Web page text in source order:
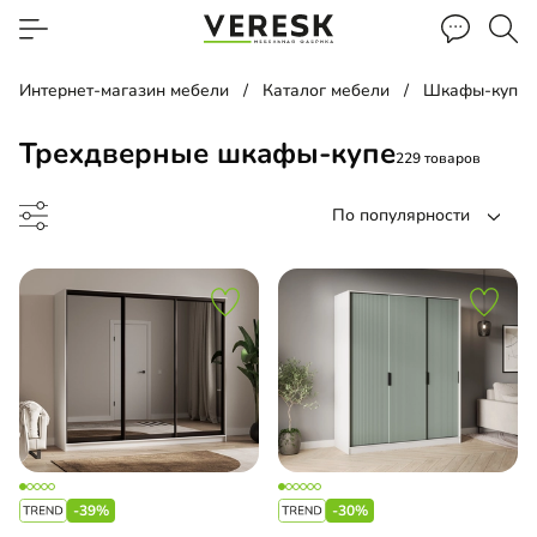
Интернет-магазин мебели Каталог мебели Шкафы-купе
Трехдверные шкафы-купе229 товаров
По популярности
купе
купе угловой
встроенный
-39% -30%